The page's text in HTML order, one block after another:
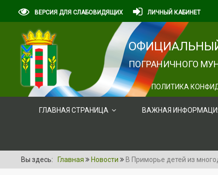
ВЕРСИЯ ДЛЯ СЛАБОВИДЯЩИХ ЛИЧНЫЙ КАБИНЕТ
ПОГРАНИЧНОГО
ПОЛИТИКА
ГЛАВНАЯ СТРАНИЦА ВАЖНАЯ
Вы здесь: Главная Новости В Приморье детей из